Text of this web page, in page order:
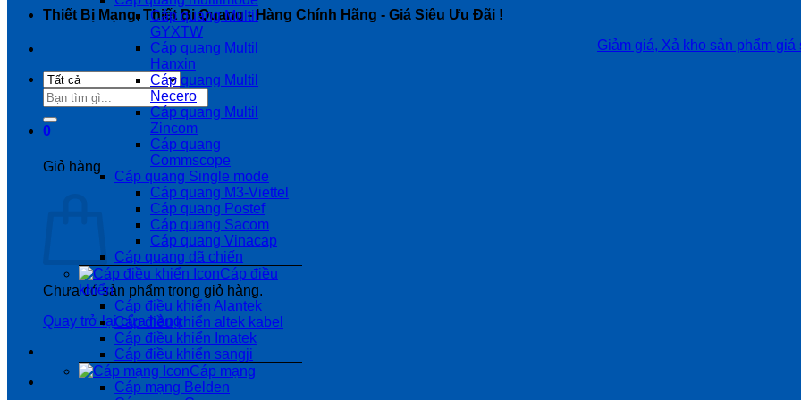
Thiết Bị Mạng, Thiết Bị Quang - Hàng Chính Hãng - Giá Siêu Ưu Đãi !
Giảm giá, Xả kho sản phẩm giá siêu
Tìm
kiếm:
0
Giỏ hàng
Chưa có sản phẩm trong giỏ hàng.
Quay trở lại cửa hàng
Cáp quang Multil
GYXTW
Cáp quang Multil
Hanxin
Cáp quang Multil
Necero
Cáp quang Multil
Zincom
Cáp quang
Commscope
Cáp quang Single mode
Cáp quang M3-Viettel
Cáp quang Postef
Cáp quang Sacom
Cáp quang Vinacap
Cáp quang dã chiến
Cáp điều
khiển
Cáp điều khiển Alantek
Cáp điều khiển altek kabel
Cáp điều khiển Imatek
Cáp điều khiển sangji
Cáp mạng
Cáp mạng Belden